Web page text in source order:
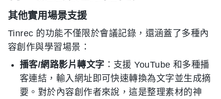
其他實用場景支援
Tinrec 的功能不僅限於會議記錄，還涵蓋了多種內
容創作與學習場景：
播客/網路影片轉文字 ：支援 YouTube 和多種播
客連結，輸入網址即可快速轉換為文字並生成摘
要。對於內容創作者來說，這是整理素材的神